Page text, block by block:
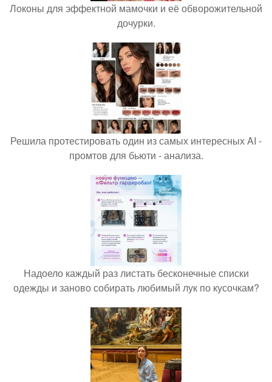
Локоны для эффектной мамочки и её обворожительной
дочурки.
Решила протестировать один из самых интересных AI -
промтов для бьюти - анализа.
Надоело каждый раз листать бесконечные списки
одежды и заново собирать любимый лук по кусочкам?